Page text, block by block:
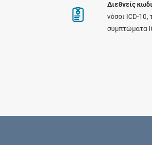
Διεθνείς
νόσοι ICD-10,
συμπτώματα